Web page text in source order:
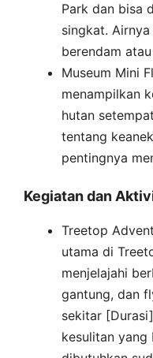
Park dan bisa
singkat.
berendam
Museum Mini
menampilkan
hutan
tentang
pentingnya
Kegiatan dan
Treetop
utama di
menjelajahi
gantung, dan
sekitar
kesulitan yang